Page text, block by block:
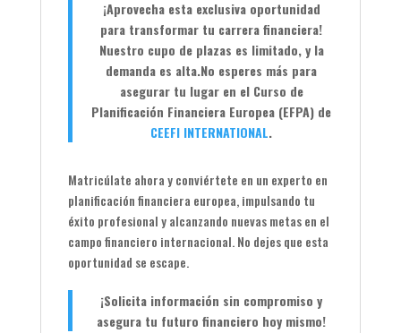
¡Aprovecha esta exclusiva oportunidad
para transformar tu carrera financiera!
Nuestro cupo de plazas es limitado, y la
demanda es alta.No esperes más para
asegurar tu lugar en el Curso de
Planificación Financiera Europea (EFPA) de
CEEFI INTERNATIONAL.
Matricúlate ahora y conviértete en un experto en
planificación financiera europea, impulsando tu
éxito profesional y alcanzando nuevas metas en el
campo financiero internacional. No dejes que esta
oportunidad se escape.
¡Solicita información sin compromiso y
asegura tu futuro financiero hoy mismo!